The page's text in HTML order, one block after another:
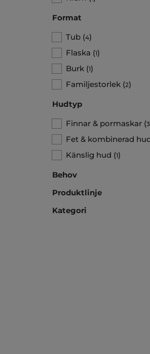
Format
Tub (4)
Flaska (1)
Burk (1)
Familjestorlek (2)
Hudtyp
Finnar & pormaskar (3
Fet & kombinerad
Känslig hud (1)
Behov
Produktlinje
Kategori